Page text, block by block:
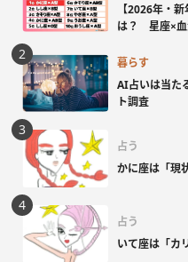
【2026年・
は？ 星座×血
暮らす
AI占いは当た
ト調査
占う
かに座は「現
占う
いて座は「カ